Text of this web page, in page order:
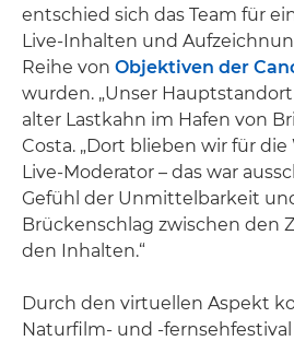
entschied sich das Team für
Live-Inhalten und
Reihe von Objektiven der
wurden. „Unser
alter Lastkahn im Hafen von
Costa. „Dort blieben wir für
Live-Moderator – das war
Gefühl der Unmittelbarkeit
Brückenschlag zwischen den
den Inhalten.“
Durch den virtuellen Aspekt
Naturfilm- und -